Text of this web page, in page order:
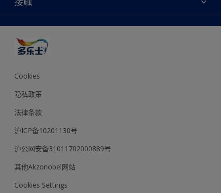
绿色工厂
天猫官方旗舰店
抖音官方旗舰店
产品
创意灵感
装修建议
可持续发展
多乐士2025年度色彩 - 金盏黄
颜色准确性
Cookies
隐私政策
法律条款
沪ICP备10201130号
沪公网安备31011702000889号
其他Akzonobel网站
Cookies Settings